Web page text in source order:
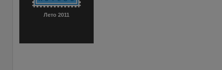
Лето 2011